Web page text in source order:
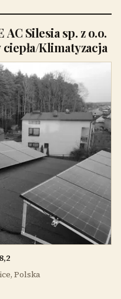
Silesia sp. z o.o.
Klimatyzacja
8,2
Polska